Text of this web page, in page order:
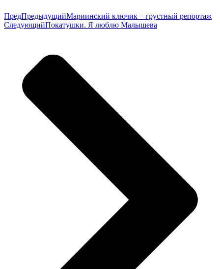
ПредПредыдущийМариинский ключик – грустный репортаж
СледующийПокатушки. Я люблю Малышева